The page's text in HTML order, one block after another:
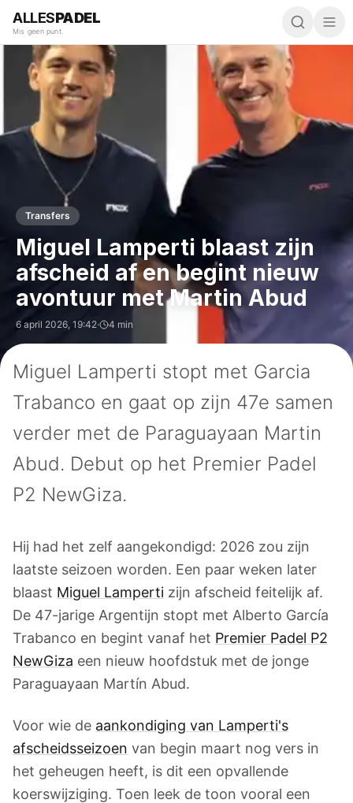
ALLESPADEL
Mis geen punt.
Transfers
Miguel Lamperti blaast zijn
afscheid af en begint nieuw
avontuur met Martin Abud
6 april 2026, 19:42· 4 min
Miguel Lamperti stopt met Garcia
Trabanco en gaat op zijn 47e samen
verder met de Paraguayaan Martin
Abud. Debut op het Premier Padel
P2 NewGiza.
Hij had het zelf aangekondigd: 2026 zou zijn
laatste seizoen worden. Een paar weken later
blaast Miguel Lamperti zijn afscheid feitelijk af.
De 47-jarige Argentijn stopt met Alberto García
Trabanco en begint vanaf het Premier Padel P2
NewGiza een nieuw hoofdstuk met de jonge
Paraguayaan Martín Abud.
Voor wie de aankondiging van Lamperti's
afscheidsseizoen van begin maart nog vers in
het geheugen heeft, is dit een opvallende
koerswijziging. Toen leek de toon vooral een